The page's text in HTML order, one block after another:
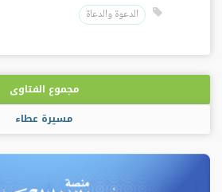
الدعوة والدعاة
مجموع الفتاوى
مسيرة عطاء